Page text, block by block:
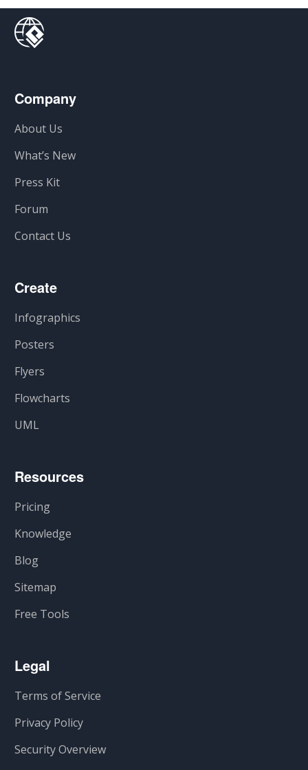
Company
About Us
What’s New
Press Kit
Forum
Contact Us
Create
Infographics
Posters
Flyers
Flowcharts
UML
Resources
Pricing
Knowledge
Blog
Sitemap
Free Tools
Legal
Terms of Service
Privacy Policy
Security Overview